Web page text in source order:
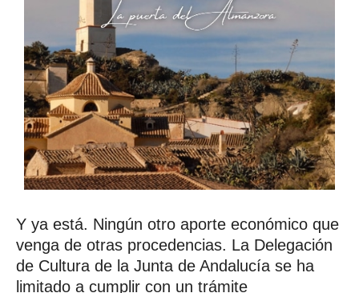
Y ya está. Ningún otro aporte económico que
venga de otras procedencias. La Delegación
de Cultura de la Junta de Andalucía se ha
limitado a cumplir con un trámite